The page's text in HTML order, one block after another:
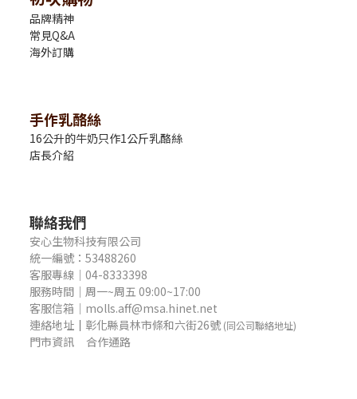
品牌精神
常見Q&A
海外訂購
手作乳酪絲
16公升的牛奶只作1公斤乳酪絲
店長介紹
聯絡我們
安心生物科技有限公司
統一編號：53488260
客服專線｜04-8333398
服務時間｜周一~周五 09:00~17:00
客服信箱｜molls.aff@msa.hinet.net
連絡地址 ｜ 彰化縣員林市條和六街26號 (同公司聯絡地址)
門市資訊 合作通路